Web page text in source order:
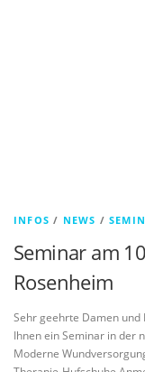
INFOS / NEWS /
Seminar am
Rosenheim
Sehr geehrte Damen
Ihnen ein Seminar in der
Moderne